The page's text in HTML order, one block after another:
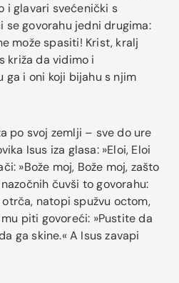
i glavari svećenički s
se govorahu jedni drugima:
može spasiti! Krist, kralj
križa da vidimo i
ga i oni koji bijahu s njim
po svoj zemlji – sve do ure
Isus iza glasa: »Eloi, Eloi
»Bože moj, Bože moj, zašto
čuvši to govorahu:
otrča, natopi spužvu octom,
piti govoreći: »Pustite da
ga skine.« A Isus zavapi